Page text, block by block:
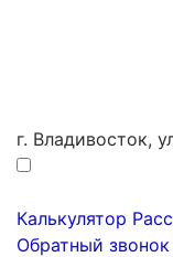
г. Владивосток,
Калькулятор
Обратный звонок